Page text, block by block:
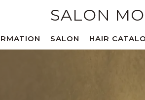
SALON
SALON HAIR